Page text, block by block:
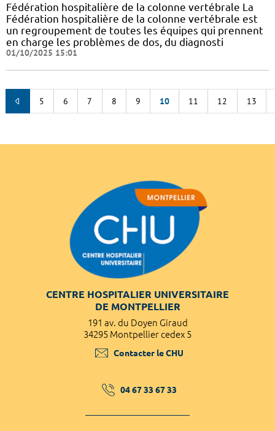
Fédération hospitalière de la colonne vertébrale La
Fédération hospitalière de la colonne vertébrale est
un regroupement de toutes les équipes qui prennent
en charge les problèmes de dos, du diagnosti
01/10/2025 15:01
5 6 7 8 9 10 11 12 13
CENTRE HOSPITALIER UNIVERSITAIRE
DE MONTPELLIER
191 av. du Doyen Giraud
34295 Montpellier cedex 5
Contacter le CHU
04 67 33 67 33